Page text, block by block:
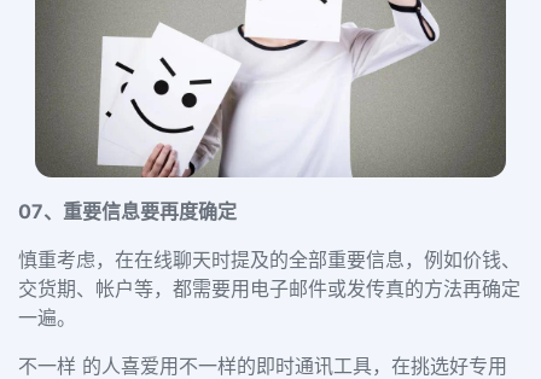
07、 重要信息要再度确定
慎重考虑，在在线聊天时提及的全部重要信息，例如价钱、
交货期、帐户等，都需要用电子邮件或发传真的方法再确定
一遍。
不一样 的人喜爱用不一样的即时通讯工具，在挑选好专用